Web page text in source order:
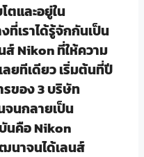
ตและอยู่ใน
เราได้รู้จักกันเป็น
ส์ Nikon ที่ให้ความ
ยทีเดียว เริ่มต้นที่ปี
รของ 3 บริษัท
นกลายเป็น
นคือ Nikon
นาจนได้เลนส์